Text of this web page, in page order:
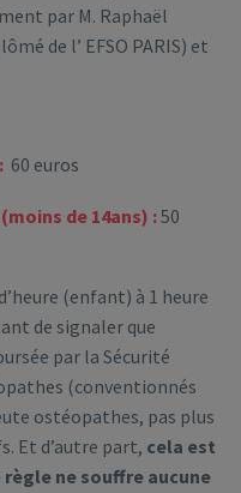
par M. Raphaël
de l’ EFSO PARIS) et
60 euros
de 14ans) :50
(enfant) à 1 heure
de signaler que
par la Sécurité
(conventionnés
ostéopathes, pas plus
Et d’autre part, cela est
ne souffre aucune